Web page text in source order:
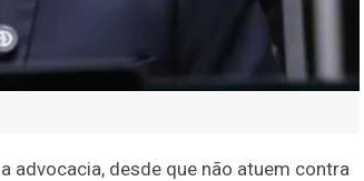
advocacia, desde que não atuem contra